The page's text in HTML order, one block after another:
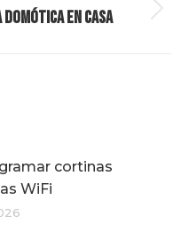
domótica en casa
cortinas
WiFi